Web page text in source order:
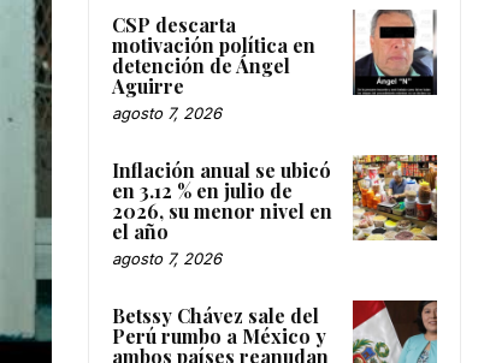
CSP descarta
motivación política en
detención de Ángel
Aguirre
agosto 7, 2026
Inflación anual se ubicó
en 3.12 % en julio de
2026, su menor nivel en
el año
agosto 7, 2026
Betssy Chávez sale del
Perú rumbo a México y
ambos países reanudan